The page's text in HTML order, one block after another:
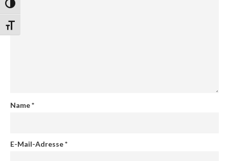
Umschalten auf hohe Kontraste
Schrift vergrößern
Name*
E-Mail-Adresse*